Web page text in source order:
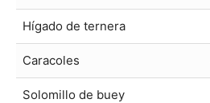
Hígado de ternera
Caracoles
Solomillo de buey